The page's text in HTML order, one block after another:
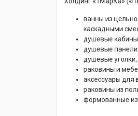
ванны из
каскадными
душевые
душевые панели;
душевые
раковины и
аксессуары для
раковины из
формованные